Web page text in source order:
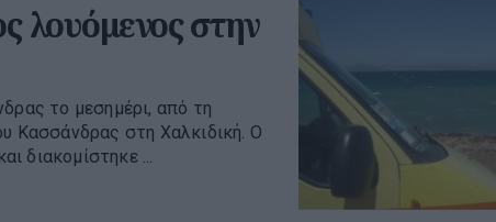
λουόμενος στην
το μεσημέρι, από τη
Κασσάνδρας στη Χαλκιδική. Ο
διακομίστηκε ...